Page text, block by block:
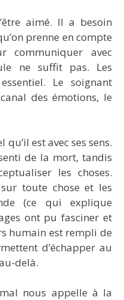
aimé. Il a besoin
prenne en compte
communiquer avec
ne suffit pas. Les
Le soignant
des émotions, le
est avec ses sens.
de la mort, tandis
les choses.
toute chose et les
(ce qui explique
ont pu fasciner et
humain est rempli de
d’échapper au
delà.
nous appelle à la